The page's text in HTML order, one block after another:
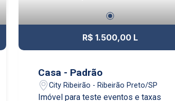
R$ 1.500,00 L
Casa - Padrão
City Ribeirão - Ribeirão Preto/SP
Imóvel para teste eventos e taxas